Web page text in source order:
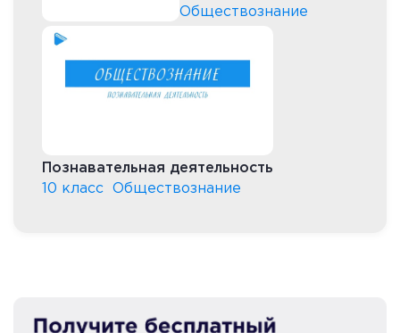
Обществознание
Познавательная деятельность
10 класс
Обществознание